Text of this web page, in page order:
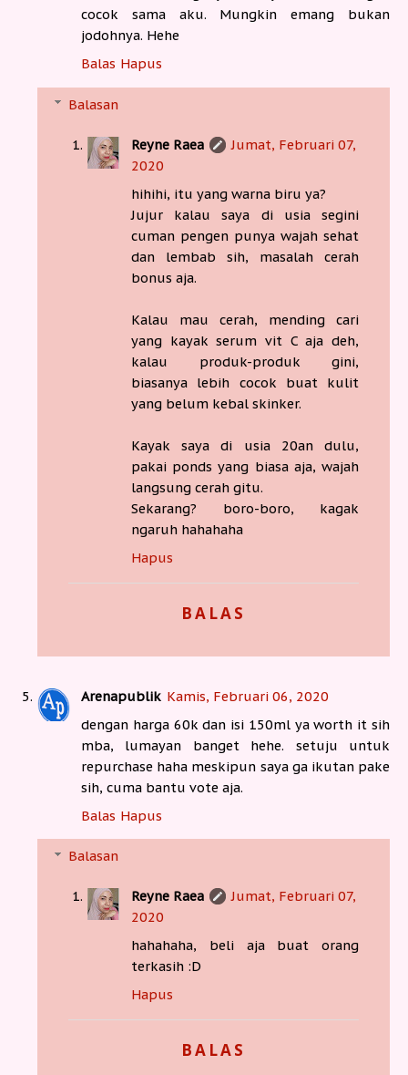
cocok sama aku. Mungkin emang bukan
jodohnya. Hehe
Balas Hapus
Balasan
Reyne Raea
Jumat, Februari 07,
2020
hihihi, itu yang warna biru ya?
Jujur kalau saya di usia segini
cuman pengen punya wajah sehat
dan lembab sih, masalah cerah
bonus aja.
Kalau mau cerah, mending cari
yang kayak serum vit C aja deh,
kalau produk-produk gini,
biasanya lebih cocok buat kulit
yang belum kebal skinker.
Kayak saya di usia 20an dulu,
pakai ponds yang biasa aja, wajah
langsung cerah gitu.
Sekarang? boro-boro, kagak
ngaruh hahahaha
Hapus
BALAS
Arenapublik Kamis, Februari 06, 2020
dengan harga 60k dan isi 150ml ya worth it sih
mba, lumayan banget hehe. setuju untuk
repurchase haha meskipun saya ga ikutan pake
sih, cuma bantu vote aja.
Balas Hapus
Balasan
Reyne Raea
Jumat, Februari 07,
2020
hahahaha, beli aja buat orang
terkasih :D
Hapus
BALAS